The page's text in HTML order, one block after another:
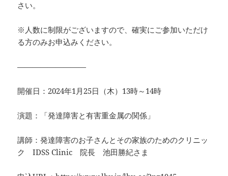
さい。
※人数に制限がございますので、確実にご参加いただけ
る方のみお申込みください。
—————————
開催日：2024年1月25日（木）13時～14時
演題：「発達障害と有害重金属の関係」
講師：発達障害のお子さんとその家族のためのクリニッ
ク IDSS Clinic 院長 池田勝紀さま